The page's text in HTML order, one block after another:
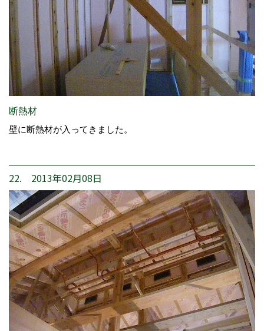
断熱材
壁に断熱材が入ってきました。
22. 2013年02月08日